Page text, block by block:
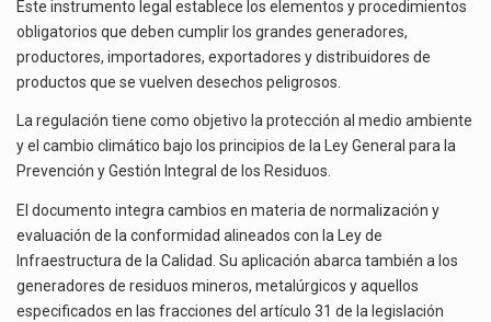
Este instrumento legal establece los elementos y procedimientos
obligatorios que deben cumplir los grandes generadores,
productores, importadores, exportadores y distribuidores de
productos que se vuelven desechos peligrosos.
La regulación tiene como objetivo la protección al medio ambiente
y el cambio climático bajo los principios de la Ley General para la
Prevención y Gestión Integral de los Residuos.
El documento integra cambios en materia de normalización y
evaluación de la conformidad alineados con la Ley de
Infraestructura de la Calidad. Su aplicación abarca también a los
generadores de residuos mineros, metalúrgicos y aquellos
especificados en las fracciones del artículo 31 de la legislación